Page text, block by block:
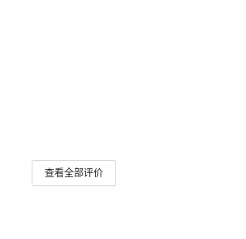
查看全部评价